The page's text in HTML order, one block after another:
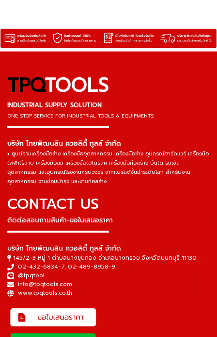
TPQTOOLS
INDUSTRIAL SUPPLY SOLUTION
ONE STOP SERVICE FOR INDUSTRIAL TOOLS & EQUIPMENTS
▬▬▬▬▬▬▬▬▬▬▬▬▬▬▬
บริษัท ไทยพัฒนสิน ควอลิตี้ ทูลส์ จำกัด
ศูนย์รวมเครื่องมือช่าง เครื่องมืออุตสาหกรรม เครื่องมือช่าง อุปกรณ์ฮาร์ดแวร์ เครื่องมือ
ไฟฟ้าไร้สาย เครื่องมือลม เครื่องมือไฮโดรลิค เครื่องมือก่อสร้าง บันได รถเข็น
อุตสาหกรรม และอุปกรณ์โรงงานครบวงจร จากแบรนด์ชั้นนำระดับโลก สำหรับงาน
อุตสาหกรรม งานซ่อมบำรุง และงานก่อสร้าง
CONTACT US
ติดต่อสอบถามสินค้า-ขอใบเสนอราคา
▬▬▬▬▬▬▬▬▬▬▬▬▬▬▬
บริษัท ไทยพัฒนสิน ควอลิตี้ ทูลส์ จำกัด
145/2-3 หมู่ 1 ตำบลบางขุนกอง อำเภอบางกรวย จังหวัดนนทบุรี 11130
02-432-6834-7, 02-489-8958-9
@tpqtool
info@tpqtools.com
www.tpqtools.co.th